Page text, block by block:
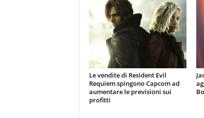
Le vendite di Resident Evil
Requiem spingono Capcom ad
aumentare le previsioni sui
profitti